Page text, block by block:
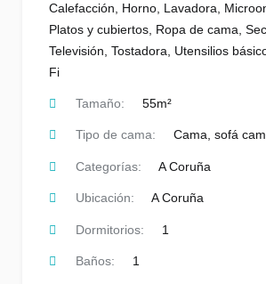
Calefacción
Horno Lavadora
Platos y cubiertos Ropa de cama
Televisión Tostadora Utensilios
Fi
Tamaño: 55m²
Tipo de cama: Cama, sofá
Categorías: A Coruña
Ubicación: A Coruña
Dormitorios: 1
Baños: 1